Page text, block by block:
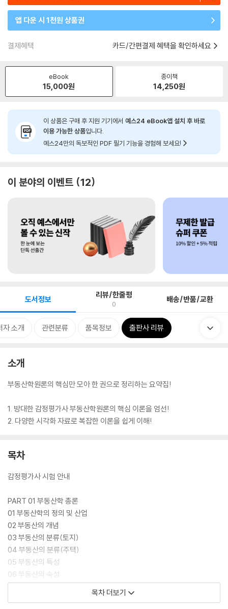
앱 다운 시 1천원 상품권
결제혜택 카드/간편결제 혜택을 확인하세요
eBook
15,000원
종이책
14,250원
이 상품은 구매 후 지원 기기에서 예스24 eBook앱 설치 후 바로
이용 가능한 상품입니다.
예스24만의 독보적인 PDF 필기 기능을 경험해 보세요!
이 분야의 이벤트 12
도서정보 리뷰/한줄평
0 배송/반품/교환
자 소개 관련분류 품목정보 출판사 리뷰
소개
부동산학원론의 핵심만 모아 한 권으로 정리하는 요약집!
1. 방대한 감정평가사 부동산학원론의 핵심 이론을 엄선!
2. 다양한 시각화 자료로 복잡한 이론을 쉽게 이해!
목차
감정평가사 시험 안내
PART 01 부동산학 총론
01 부동산학의 정의 및 산업
02 부동산의 개념
03 부동산의 분류(토지)
04 부동산의 분류(주택)
05 부동산의 특성
06 부동산의 속성
목차 더보기